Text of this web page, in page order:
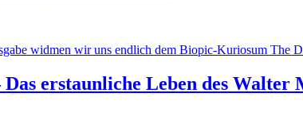
widmen wir uns endlich dem Biopic-Kuriosum The
Das erstaunliche Leben des Walter